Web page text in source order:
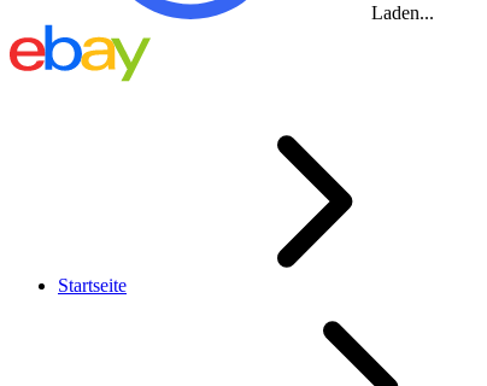
Laden...
Startseite